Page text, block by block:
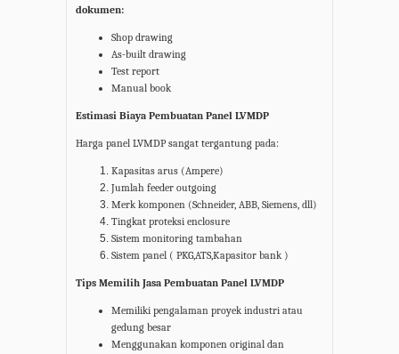
dokumen:
Shop drawing
As-built drawing
Test report
Manual book
Estimasi Biaya Pembuatan Panel LVMDP
Harga panel LVMDP sangat tergantung pada:
Kapasitas arus (Ampere)
Jumlah feeder outgoing
Merk komponen (Schneider, ABB, Siemens, dll)
Tingkat proteksi enclosure
Sistem monitoring tambahan
Sistem panel ( PKG,ATS,Kapasitor bank )
Tips Memilih Jasa Pembuatan Panel LVMDP
Memiliki pengalaman proyek industri atau
gedung besar
Menggunakan komponen original dan